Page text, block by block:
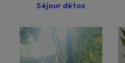
Séjour détox